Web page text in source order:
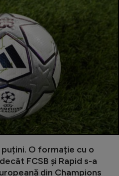
O formație cu o
FCSB și Rapid s-a
din Champions